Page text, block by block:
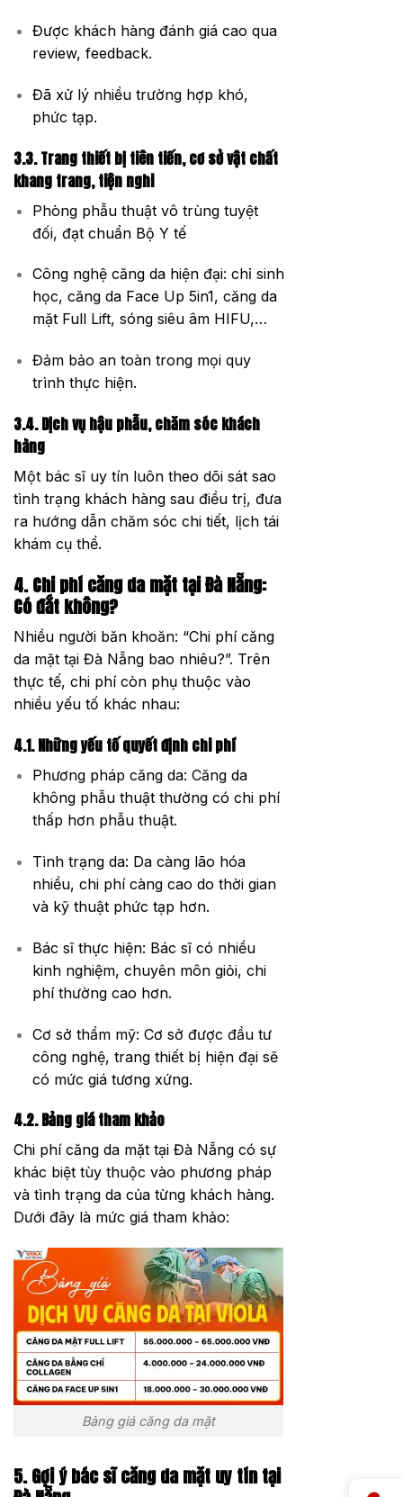
Được khách hàng đánh giá cao qua
review, feedback.
Đã xử lý nhiều trường hợp khó,
phức tạp.
3.3. Trang thiết bị tiên tiến, cơ sở vật chất
khang trang, tiện nghi
Phòng phẫu thuật vô trùng tuyệt
đối, đạt chuẩn Bộ Y tế
Công nghệ căng da hiện đại: chỉ sinh
học, căng da Face Up 5in1, căng da
mặt Full Lift, sóng siêu âm HIFU,…
Đảm bảo an toàn trong mọi quy
trình thực hiện.
3.4. Dịch vụ hậu phẫu, chăm sóc khách
hàng
Một bác sĩ uy tín luôn theo dõi sát sao
tình trạng khách hàng sau điều trị, đưa
ra hướng dẫn chăm sóc chi tiết, lịch tái
khám cụ thể.
4. Chi phí căng da mặt tại Đà Nẵng:
Có đắt không?
Nhiều người băn khoăn: “Chi phí căng
da mặt tại Đà Nẵng bao nhiêu?”. Trên
thực tế, chi phí còn phụ thuộc vào
nhiều yếu tố khác nhau:
4.1. Những yếu tố quyết định chi phí
Phương pháp căng da: Căng da
không phẫu thuật thường có chi phí
thấp hơn phẫu thuật.
Tình trạng da: Da càng lão hóa
nhiều, chi phí càng cao do thời gian
và kỹ thuật phức tạp hơn.
Bác sĩ thực hiện: Bác sĩ có nhiều
kinh nghiệm, chuyên môn giỏi, chi
phí thường cao hơn.
Cơ sở thẩm mỹ: Cơ sở được đầu tư
công nghệ, trang thiết bị hiện đại sẽ
có mức giá tương xứng.
4.2. Bảng giá tham khảo
Chi phí căng da mặt tại Đà Nẵng có sự
khác biệt tùy thuộc vào phương pháp
và tình trạng da của từng khách hàng.
Dưới đây là mức giá tham khảo:
Bảng giá căng da mặt
5. Gợi ý bác sĩ căng da mặt uy tín tại